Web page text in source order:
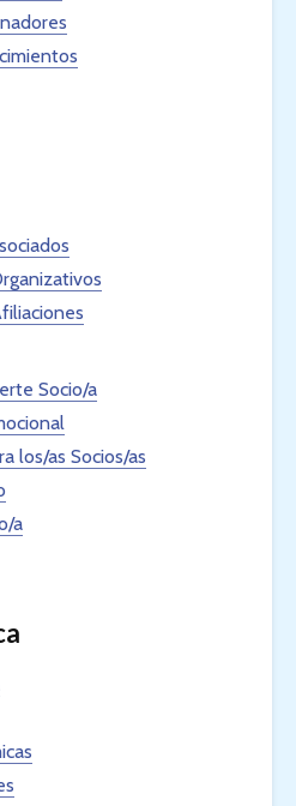
Socio/a
los/as Socios/as
a